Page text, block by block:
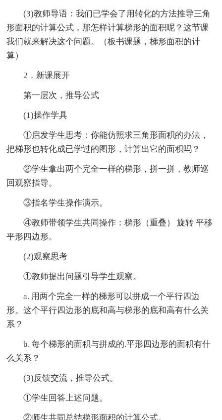
(3)教师导语：我们已学会了用转化的方法推导三角
形面积的计算公式，那怎样计算梯形的面积呢？这节课
我们就来解决这个问题。（板书课题，梯形面积的计
算）
2．新课展开
第一层次，推导公式
(1)操作学具
①启发学生思考：你能仿照求三角形面积的办法，
把梯形也转化成已学过的图形，计算出它的面积吗？
②学生拿出两个完全一样的梯形，拼一拼，教师巡
回观察指导。
③指名学生操作演示。
④教师带领学生共同操作：梯形（重叠） 旋转 平移
平形四边形。
(2)观察思考
①教师提出问题引导学生观察。
a. 用两个完全一样的梯形可以拼成一个平行四边
形。这个平行四边形的底和高与梯形的底和高有什么关
系？
b. 每个梯形的面积与拼成的.平形四边形的面积有什
么关系？
(3)反馈交流，推导公式。
①学生回答上述问题。
②师生共同总结梯形面积的计算公式。